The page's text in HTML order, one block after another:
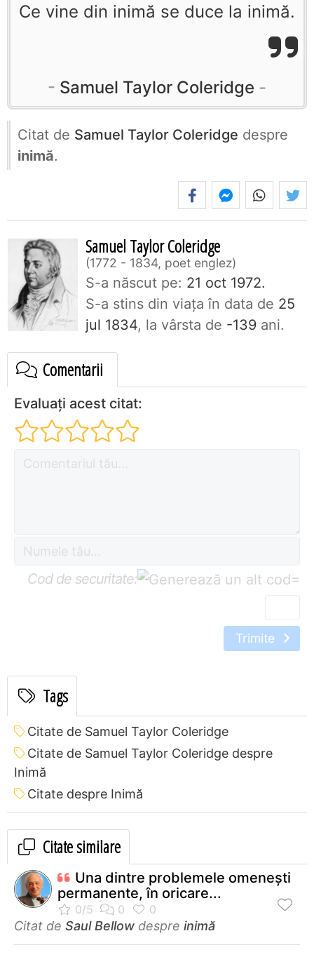
Ce vine din inimă se duce la inimă.
Samuel Taylor Coleridge
Citat de Samuel Taylor Coleridge despre
inimă.
Samuel Taylor Coleridge
1772 - 1834, poet englez
S-a născut pe: 21 oct 1972.
S-a stins din viaţa în data de 25
jul 1834, la vârsta de -139 ani.
Comentarii
Evaluați acest citat:
Cod de securitate: =
Trimite
Tags
Citate de Samuel Taylor Coleridge
Citate de Samuel Taylor Coleridge despre
Inimă
Citate despre Inimă
Citate similare
Una dintre problemele omeneşti
permanente, în oricare...
Citat de Saul Bellow despre inimă